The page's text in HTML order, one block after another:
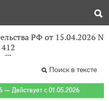
РФ от 15.04.2026 N
412
Поиск в тексте
— Действует с 01.05.2026